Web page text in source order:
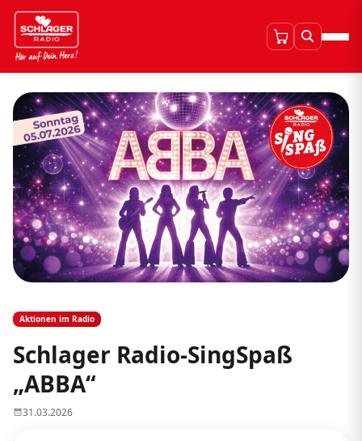
Aktionen im Radio
Schlager Radio-SingSpaß
„ABBA“
31.03.2026